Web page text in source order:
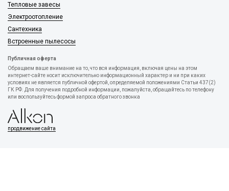
Тепловые завесы
Электроотопление
Сантехника
Встроенные пылесосы
Публичная оферта
Обращаем ваше внимание на то, что вся информация, включая цены на этом
интернет-сайте носит исключительно информационный характер и ни при каких
условиях не является публичной офертой, определяемой положениями Статьи 437(2)
ГК РФ. Для получения подробной информации, пожалуйста, обращайтесь по телефону
или воспользуйтесь формой запроса обратного звонка
продвижение сайта